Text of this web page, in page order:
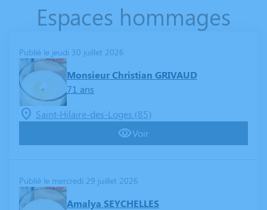
Espaces hommages
Publié le jeudi 30 juillet 2026
Monsieur Christian GRIVAUD
71 ans
Saint-Hilaire-des-Loges (85)
Voir
Publié le mercredi 29 juillet 2026
Amalya SEYCHELLES